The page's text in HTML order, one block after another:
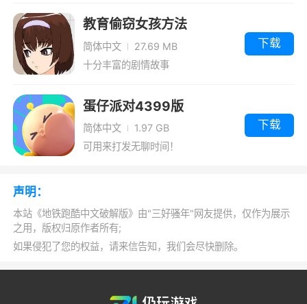
感和反应速度的冒险类游戏，游戏背景设定为地
铁上，Jake是一个喜欢恶作剧的跑酷boy，在列
车上涂鸦是他的最爱，于是便被火车管理员追
打，一定要跑快点啊，不然被捉住就糟糕了~游
戏的画面可爱精致。
游戏视频
教育偷窃女孩方法
v1.39.00汉化版
简体中文
27.69 MB
十分丰富的剧情故事
下载
蛋仔派对4399版
简体中文
1.97 GB
可用来打发无聊时间！
下载
声明：
本站《地铁跑酷中文破解版》由"三好骚年"网友提供，仅作为展示
之用，版权归原作者所有;
如果侵犯了您的权益，请来信告知，我们会尽快删除。